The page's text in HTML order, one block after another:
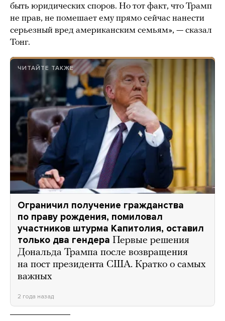
быть юридических споров. Но тот факт, что Трамп
не прав, не помешает ему прямо сейчас нанести
серьезный вред американским семьям», — сказал
Тонг.
ЧИТАЙТЕ ТАКЖЕ
Ограничил получение гражданства
по праву рождения, помиловал
участников штурма Капитолия, оставил
только два гендера Первые решения
Дональда Трампа после возвращения
на пост президента США. Кратко о самых
важных
2 года назад